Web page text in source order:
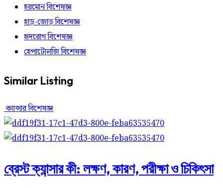
হরমোন বিশেষজ্ঞ
হাড়-জোড় বিশেষজ্ঞ
হৃদরোগ বিশেষজ্ঞ
হেপাটোলজি বিশেষজ্ঞ
Similar Listing
ক্যান্সার বিশেষজ্ঞ
ব্রেস্ট ক্যান্সার কী: লক্ষণ, কারণ, পরীক্ষা ও চিকিৎসা